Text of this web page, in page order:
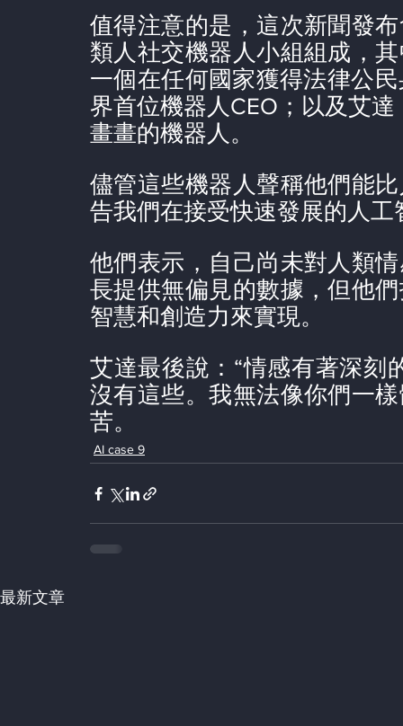
值得注意的是，這次新聞發
類人社交機器人小組組成，
一個在任何國家獲得法律公
界首位機器人CEO；以及艾
畫畫的機器人。
儘管這些機器人聲稱他們能
告我們在接受快速發展的人
他們表示，自己尚未對人類
長提供無偏見的數據，但他
智慧和創造力來實現。
艾達最後說：“情感有著深
沒有這些。我無法像你們一
苦。
AI case 9
最新文章